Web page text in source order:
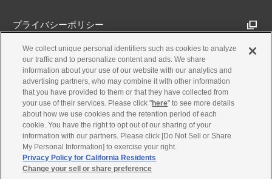
プライバシーポリシー
Cookieポリシー
アクセシビリティ方針
古物営業法に基づく表示
製品・事業のお問合せ
We collect unique personal identifiers such as cookies to analyze
our traffic and to personalize content and ads. We share
information about your use of our website with our analytics and
advertising partners, who may combine it with other information
that you have provided to them or that they have collected from
your use of their services. Please click "here" to see more details
about how we use cookies and the retention period of each
cookie. You have the right to opt out of our sharing of your
information with our partners. Please click [Do Not Sell or Share
My Personal Information] to exercise your right.
Privacy Policy for California Residents
Change your sell or share preference